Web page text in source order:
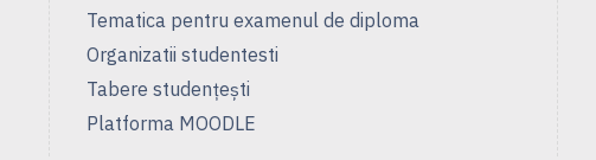
Tematica pentru examenul de diploma
Organizatii studentesti
Tabere studențești
Platforma MOODLE